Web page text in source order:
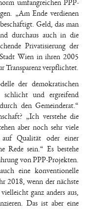
umfangreichen PPP-
„Am Ende verdienen
Geld, das man
durchaus auch in die
Privatisierung der
Wien in ihren 2005
Transparenz verpflichtet.
der demokratischen
und ergreifend
den Gemeinderat.“
„Ich verstehe die
aber noch sehr viele
auf Qualität oder einer
Rede sein.“ Es bestehe
von PPP-Projekten.
eine konventionelle
2018, wenn der nächste
ganz anders aus,
Das ist aber eine